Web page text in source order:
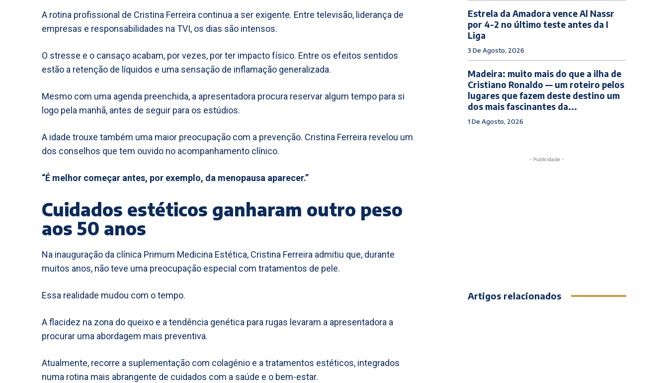
A rotina profissional de Cristina Ferreira continua a ser exigente. Entre televisão, liderança de
empresas e responsabilidades na TVI, os dias são intensos.
O stresse e o cansaço acabam, por vezes, por ter impacto físico. Entre os efeitos sentidos
estão a retenção de líquidos e uma sensação de inflamação generalizada.
Mesmo com uma agenda preenchida, a apresentadora procura reservar algum tempo para si
logo pela manhã, antes de seguir para os estúdios.
A idade trouxe também uma maior preocupação com a prevenção. Cristina Ferreira revelou um
dos conselhos que tem ouvido no acompanhamento clínico.
“É melhor começar antes, por exemplo, da menopausa aparecer.”
Cuidados estéticos ganharam outro peso
aos 50 anos
Na inauguração da clínica Primum Medicina Estética, Cristina Ferreira admitiu que, durante
muitos anos, não teve uma preocupação especial com tratamentos de pele.
Essa realidade mudou com o tempo.
A flacidez na zona do queixo e a tendência genética para rugas levaram a apresentadora a
procurar uma abordagem mais preventiva.
Atualmente, recorre a suplementação com colagénio e a tratamentos estéticos, integrados
numa rotina mais abrangente de cuidados com a saúde e o bem-estar.
Estrela da Amadora vence Al Nassr
por 4-2 no último teste antes da I
Liga
3 De Agosto, 2026
Madeira: muito mais do que a ilha de
Cristiano Ronaldo — um roteiro pelos
lugares que fazem deste destino um
dos mais fascinantes da...
1 De Agosto, 2026
- Publicidade -
Artigos relacionados